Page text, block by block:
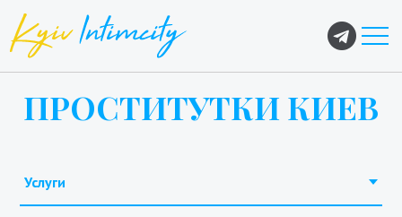
ПРОСТИТУТКИ КИЕВ
Услуги